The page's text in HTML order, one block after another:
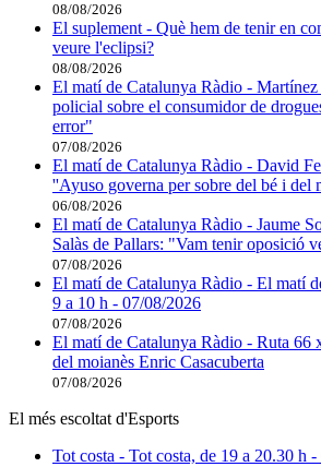
08/08/2026
El suplement - Què hem de tenir en
veure l'eclipsi?
08/08/2026
El matí de Catalunya Ràdio -
policial sobre el consumidor de
error"
07/08/2026
El matí de Catalunya Ràdio - David
''Ayuso governa per sobre del bé i del
06/08/2026
El matí de Catalunya Ràdio - Jaume
Salàs de Pallars: "Vam tenir oposició
07/08/2026
El matí de Catalunya Ràdio - El matí
9 a 10 h - 07/08/2026
07/08/2026
El matí de Catalunya Ràdio - Ruta 66
del moianès Enric Casacuberta
07/08/2026
El més escoltat d'Esports
Tot costa - Tot costa, de 19 a 20.30 h